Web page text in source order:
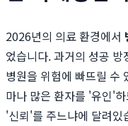
2026년의 의료 환경에서
었습니다. 과거의 성공
병원을 위험에 빠뜨릴 수
마나 많은 환자를 '유인'
'신뢰'를 주느냐에 달려있